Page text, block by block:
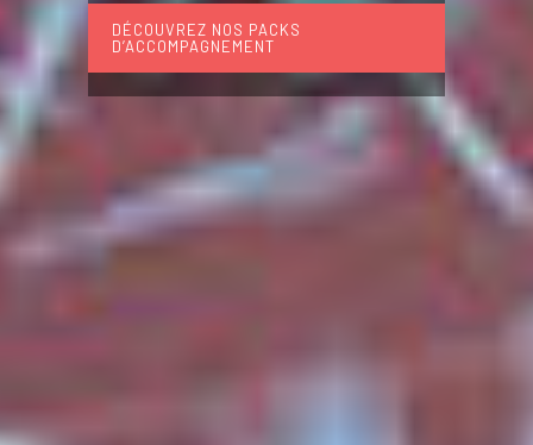
DÉCOUVREZ NOS PACKS
D’ACCOMPAGNEMENT